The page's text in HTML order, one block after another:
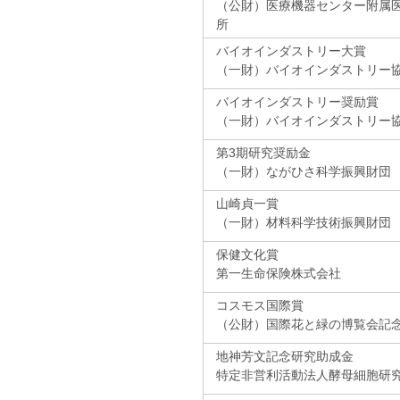
（公財）医療機器センター附属
所
バイオインダストリー大賞
（一財）バイオインダストリー
バイオインダストリー奨励賞
（一財）バイオインダストリー
第3期研究奨励金
（一財）ながひさ科学振興財団
山崎貞一賞
（一財）材料科学技術振興財団
保健文化賞
第一生命保険株式会社
コスモス国際賞
（公財）国際花と緑の博覧会記
地神芳文記念研究助成金
特定非営利活動法人酵母細胞研